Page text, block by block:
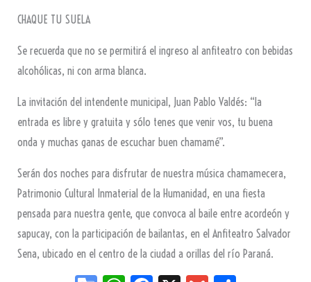
CHAQUE TU SUELA
Se recuerda que no se permitirá el ingreso al anfiteatro con bebidas
alcohólicas, ni con arma blanca.
La invitación del intendente municipal, Juan Pablo Valdés: “la
entrada es libre y gratuita y sólo tenes que venir vos, tu buena
onda y muchas ganas de escuchar buen chamamé”.
Serán dos noches para disfrutar de nuestra música chamamecera,
Patrimonio Cultural Inmaterial de la Humanidad, en una fiesta
pensada para nuestra gente, que convoca al baile entre acordeón y
sapucay, con la participación de bailantas, en el Anfiteatro Salvador
Sena, ubicado en el centro de la ciudad a orillas del río Paraná.